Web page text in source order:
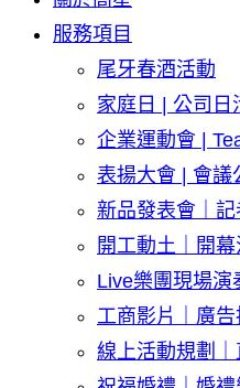
服務項目
尾牙春酒活動
家庭日 | 公司日
企業運動會 |
表揚大會 | 會議
新品發表會｜記
開工動土｜開幕
Live樂團現場演
工商影片｜廣
線上活動規劃